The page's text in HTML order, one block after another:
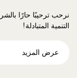
نرحب ترحيبًا حارًا
التنمية المتبادلة!
عرض المزيد